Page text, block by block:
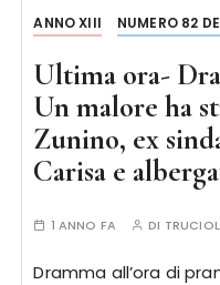
ANNO XIII NUMERO 82
Ultima ora-
Un malore ha
Zunino, ex
Carisa e
1 ANNO FA DI
Dramma all’ora di